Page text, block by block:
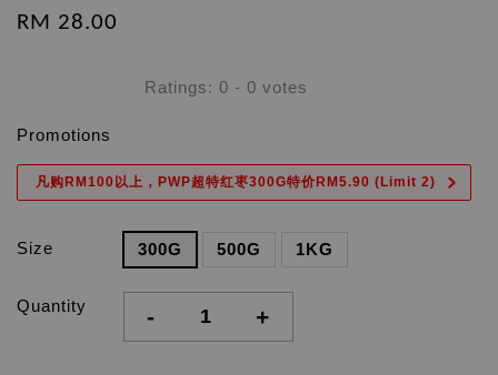
RM 28.00
Ratings: 0 - 0 votes
Promotions
凡购RM100以上，PWP超特红枣300G特价RM5.90 (Limit 2)
Size 300G 500G 1KG
Quantity - +